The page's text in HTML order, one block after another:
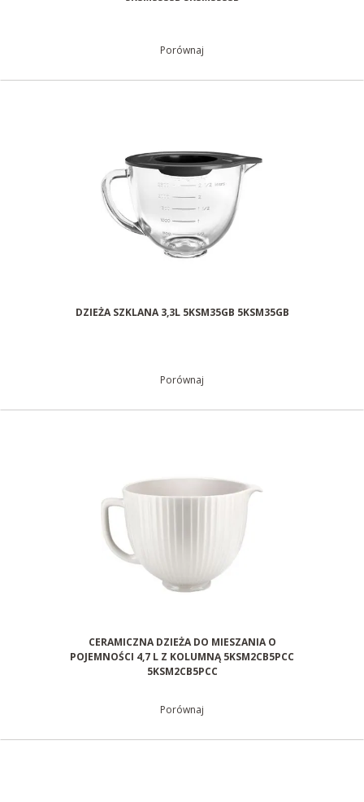
Porównaj
DZIEŻA SZKLANA 3,3L 5KSM35GB 5KSM35GB
Porównaj
CERAMICZNA DZIEŻA DO MIESZANIA O
POJEMNOŚCI 4,7 L Z KOLUMNĄ 5KSM2CB5PCC
5KSM2CB5PCC
Porównaj